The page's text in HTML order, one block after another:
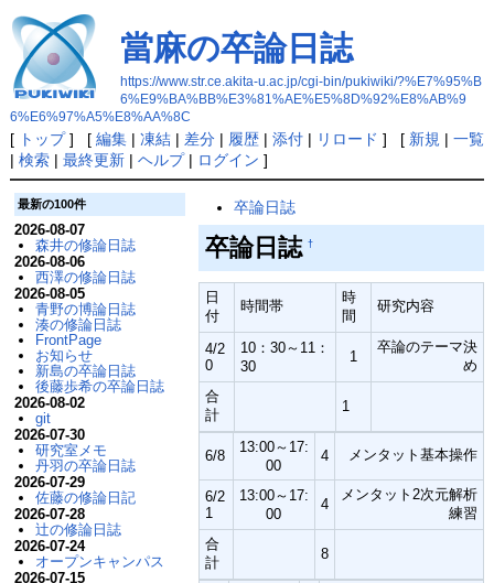
當麻の卒論日誌
https://www.str.ce.akita-u.ac.jp/cgi-bin/pukiwiki/?%E7%95%B
6%E9%BA%BB%E3%81%AE%E5%8D%92%E8%AB%9
6%E6%97%A5%E8%AA%8C
[ トップ] [ 編集| 凍結| 差分| 履歴| 添付| リロード ] [ 新規 | 一覧
| 検索| 最終更新| ヘルプ| ログイン ]
卒論日誌
卒論日誌 †
日
付
時間帯
時
間
研究内容
4/2
0
10：30～11：
30
1
卒論のテーマ決
め
合
計
1
6/8
13:00～17:
00
4 メンタット基本操作
6/2
1
13:00～17:
00
4
メンタット2次元解析
練習
合
計
8
最新の100件
2026-08-07
森井の修論日誌
2026-08-06
西澤の修論日誌
2026-08-05
青野の博論日誌
湊の修論日誌
FrontPage
お知らせ
新島の卒論日誌
後藤歩希の卒論日誌
2026-08-02
git
2026-07-30
研究室メモ
丹羽の卒論日誌
2026-07-29
佐藤の修論日記
2026-07-28
辻の修論日誌
2026-07-24
オープンキャンパス
2026-07-15